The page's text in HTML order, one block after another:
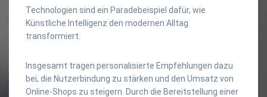
Technologien sind ein Paradebeispiel dafür, wie
Künstliche Intelligenz den modernen Alltag
transformiert.
Insgesamt tragen personalisierte Empfehlungen dazu
bei, die Nutzerbindung zu stärken und den Umsatz von
Online-Shops zu steigern. Durch die Bereitstellung einer